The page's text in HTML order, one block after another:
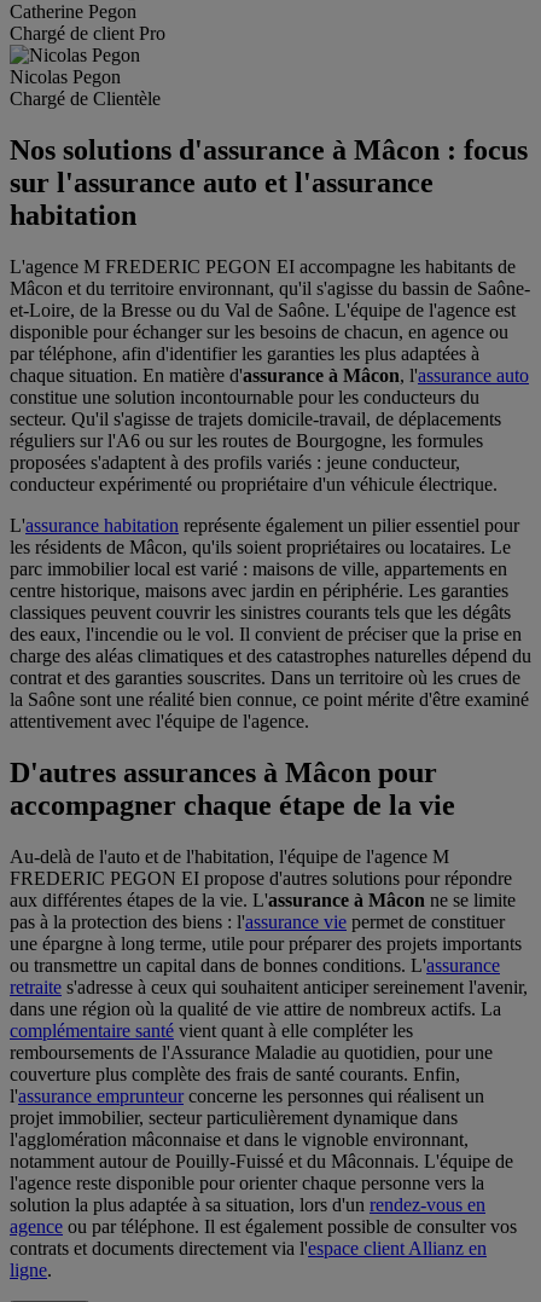
Catherine Pegon
Chargé de client Pro
Nicolas Pegon
Chargé de Clientèle
Nos solutions d'assurance à Mâcon : focus
sur l'assurance auto et l'assurance
habitation
L'agence M FREDERIC PEGON EI accompagne les habitants de
Mâcon et du territoire environnant, qu'il s'agisse du bassin de Saône-
et-Loire, de la Bresse ou du Val de Saône. L'équipe de l'agence est
disponible pour échanger sur les besoins de chacun, en agence ou
par téléphone, afin d'identifier les garanties les plus adaptées à
chaque situation. En matière d'assurance à Mâcon, l'assurance auto
constitue une solution incontournable pour les conducteurs du
secteur. Qu'il s'agisse de trajets domicile-travail, de déplacements
réguliers sur l'A6 ou sur les routes de Bourgogne, les formules
proposées s'adaptent à des profils variés : jeune conducteur,
conducteur expérimenté ou propriétaire d'un véhicule électrique.
L'assurance habitation représente également un pilier essentiel pour
les résidents de Mâcon, qu'ils soient propriétaires ou locataires. Le
parc immobilier local est varié : maisons de ville, appartements en
centre historique, maisons avec jardin en périphérie. Les garanties
classiques peuvent couvrir les sinistres courants tels que les dégâts
des eaux, l'incendie ou le vol. Il convient de préciser que la prise en
charge des aléas climatiques et des catastrophes naturelles dépend du
contrat et des garanties souscrites. Dans un territoire où les crues de
la Saône sont une réalité bien connue, ce point mérite d'être examiné
attentivement avec l'équipe de l'agence.
D'autres assurances à Mâcon pour
accompagner chaque étape de la vie
Au-delà de l'auto et de l'habitation, l'équipe de l'agence M
FREDERIC PEGON EI propose d'autres solutions pour répondre
aux différentes étapes de la vie. L'assurance à Mâcon ne se limite
pas à la protection des biens : l'assurance vie permet de constituer
une épargne à long terme, utile pour préparer des projets importants
ou transmettre un capital dans de bonnes conditions. L'assurance
retraite s'adresse à ceux qui souhaitent anticiper sereinement l'avenir,
dans une région où la qualité de vie attire de nombreux actifs. La
complémentaire santé vient quant à elle compléter les
remboursements de l'Assurance Maladie au quotidien, pour une
couverture plus complète des frais de santé courants. Enfin,
l'assurance emprunteurconcerne les personnes qui réalisent un
projet immobilier, secteur particulièrement dynamique dans
l'agglomération mâconnaise et dans le vignoble environnant,
notamment autour de Pouilly-Fuissé et du Mâconnais. L'équipe de
l'agence reste disponible pour orienter chaque personne vers la
solution la plus adaptée à sa situation, lors d'un rendez-vous en
agence ou par téléphone. Il est également possible de consulter vos
contrats et documents directement via l'espace client Allianz en
ligne.